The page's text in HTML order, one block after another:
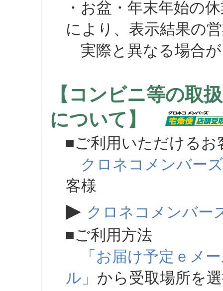
・お盆・年末年始の
により、表示結果の
実際と異なる場合が
【コンビニ等の取
について】
■ご利用いただけるお
クロネコメンバーズ
客様
▶ クロネコメンバー
■ご利用方法
「お届け予定ｅメ
ル」 から受取場所を